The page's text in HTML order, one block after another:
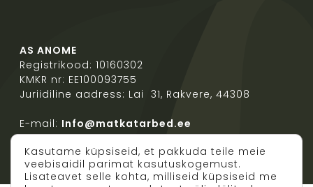
AS ANOME
Registrikood: 10160302
KMKR nr: EE100093755
Juriidiline aadress: Lai 31, Rakvere, 44308
E-mail: Info@matkatarbed.ee
Kasutame küpsiseid, et pakkuda teile meie
veebisaidil parimat kasutuskogemust.
Lisateavet selle kohta, milliseid küpsiseid me